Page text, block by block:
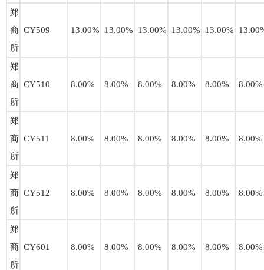
郑
商
所
CY509 13.00% 13.00% 13.00% 13.00% 13.00%
郑
商
所
CY510 8.00% 8.00% 8.00% 8.00% 8.00% 8.00%
郑
商
所
CY511 8.00% 8.00% 8.00% 8.00% 8.00% 8.00%
郑
商
所
CY512 8.00% 8.00% 8.00% 8.00% 8.00% 8.00%
郑
商
所
CY601 8.00% 8.00% 8.00% 8.00% 8.00% 8.00%